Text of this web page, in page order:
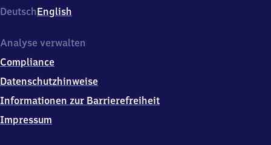
22,
5
3
1
Oberbillig
DeutschEnglish
Analyse verwalten
Compliance
Datenschutzhinweise
Informationen zur Barrierefreiheit
Impressum